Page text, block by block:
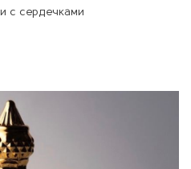
с сердечками